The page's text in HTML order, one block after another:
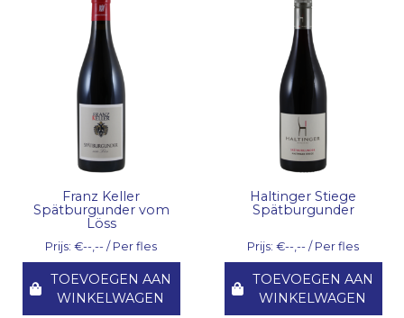
Franz Keller
Spätburgunder vom
Löss
Prijs: €--,-- / Per fles
TOEVOEGEN AAN
WINKELWAGEN
Haltinger Stiege
Spätburgunder
Prijs: €--,-- / Per fles
TOEVOEGEN AAN
WINKELWAGEN